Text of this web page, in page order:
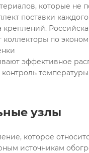
которые не
поставки
креплений.
коллекторы по
эффективное
контроль
узлы
которое
источникам